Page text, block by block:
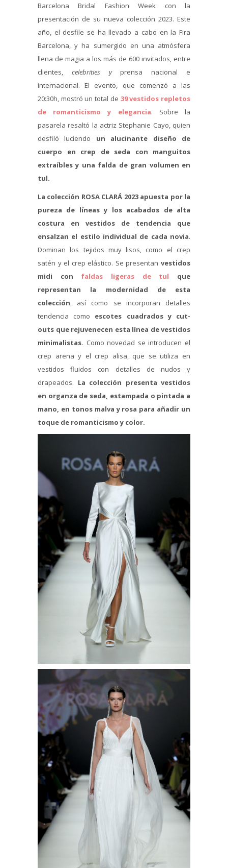
Barcelona Bridal Fashion Week con la
presentación de su nueva colección 2023. Este
año, el desfile se ha llevado a cabo en la Fira
Barcelona, y ha sumergido en una atmósfera
llena de magia a los más de 600 invitados, entre
clientes, celebrities yprensa nacional e
internacional. El evento, que comenzó a las
20:30h, mostró un total de 39 vestidos repletos
de romanticismo y elegancia. Sobre la
pasarela resaltó la actriz Stephanie Cayo, quien
desfiló luciendo un alucinante diseño de
cuerpo en crep de seda con manguitos
extraíbles y una falda de gran volumen en
tul.
La colección ROSA CLARÁ 2023 apuesta por la
pureza de líneas y los acabados de alta
costura en vestidos de tendencia que
ensalzan el estilo individual de cada novia.
Dominan los tejidos muy lisos, como el crep
satén y el crep elástico. Se presentan vestidos
midi con faldas ligeras de tul que
representan la modernidad de esta
colección, así como se incorporan detalles
tendencia como escotes cuadrados y cut-
outs que rejuvenecen esta línea de vestidos
minimalistas. Como novedad se introducen el
crep arena y el crep alisa, que se utiliza en
vestidos fluidos con detalles de nudos y
drapeados. La colección presenta vestidos
en organza de seda, estampada o pintada a
mano, en tonos malva y rosa para añadir un
toque de romanticismo y color.